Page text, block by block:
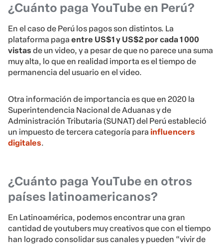
¿Cuánto paga YouTube en Perú?
En el caso de Perú los pagos son distintos. La
plataforma paga entre US$1 y US$2 por cada 1 000
vistas de un video, y a pesar de que no parece una suma
muy alta, lo que en realidad importa es el tiempo de
permanencia del usuario en el video.
Otra información de importancia es que en 2020 la
Superintendencia Nacional de Aduanas y de
Administración Tributaria (SUNAT) del Perú estableció
un impuesto de tercera categoría para influencers
digitales.
¿Cuánto paga YouTube en otros
países latinoamericanos?
En Latinoamérica, podemos encontrar una gran
cantidad de youtubers muy creativos que con el tiempo
han logrado consolidar sus canales y pueden “vivir de